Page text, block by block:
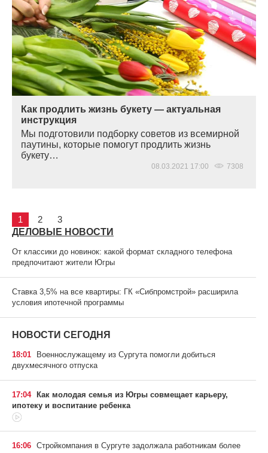
Как продлить жизнь букету — актуальная
инструкция
Мы подготовили подборку советов из всемирной
паутины, которые помогут продлить жизнь
букету…
08.03.2021 17:00 7308
1 2 3
ДЕЛОВЫЕ НОВОСТИ
От классики до новинок: какой формат складного телефона
предпочитают жители Югры
Ставка 3,5% на все квартиры: ГК «Сибпромстрой» расширила
условия ипотечной программы
НОВОСТИ СЕГОДНЯ
18:01
Военнослужащему из Сургута помогли добиться
двухмесячного отпуска
17:04
Как молодая семья из Югры совмещает карьеру,
ипотеку и воспитание ребенка
16:06 Стройкомпания в Сургуте задолжала работникам более